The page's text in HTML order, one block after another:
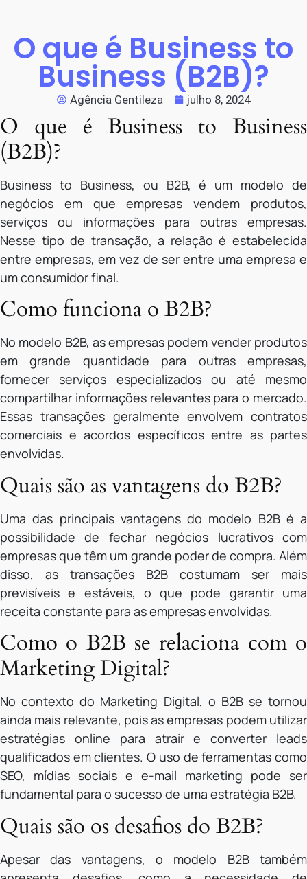
O que é Business to
Business (B2B)?
Agência Gentileza julho 8, 2024
O que é Business to Business
(B2B)?
Business to Business, ou B2B, é um modelo de
negócios em que empresas vendem produtos,
serviços ou informações para outras empresas.
Nesse tipo de transação, a relação é estabelecida
entre empresas, em vez de ser entre uma empresa e
um consumidor final.
Como funciona o B2B?
No modelo B2B, as empresas podem vender produtos
em grande quantidade para outras empresas,
fornecer serviços especializados ou até mesmo
compartilhar informações relevantes para o mercado.
Essas transações geralmente envolvem contratos
comerciais e acordos específicos entre as partes
envolvidas.
Quais são as vantagens do B2B?
Uma das principais vantagens do modelo B2B é a
possibilidade de fechar negócios lucrativos com
empresas que têm um grande poder de compra. Além
disso, as transações B2B costumam ser mais
previsíveis e estáveis, o que pode garantir uma
receita constante para as empresas envolvidas.
Como o B2B se relaciona com o
Marketing Digital?
No contexto do Marketing Digital, o B2B se tornou
ainda mais relevante, pois as empresas podem utilizar
estratégias online para atrair e converter leads
qualificados em clientes. O uso de ferramentas como
SEO, mídias sociais e e-mail marketing pode ser
fundamental para o sucesso de uma estratégia B2B.
Quais são os desafios do B2B?
Apesar das vantagens, o modelo B2B também